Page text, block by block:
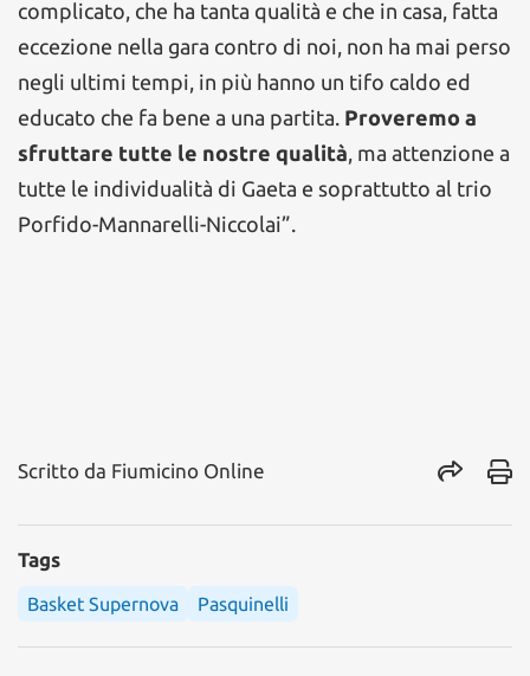
complicato, che ha tanta qualità e che in casa, fatta
eccezione nella gara contro di noi, non ha mai perso
negli ultimi tempi, in più hanno un tifo caldo ed
educato che fa bene a una partita. Proveremo a
sfruttare tutte le nostre qualità, ma attenzione a
tutte le individualità di Gaeta e soprattutto al trio
Porfido-Mannarelli-Niccolai”.
Scritto da Fiumicino Online
Tags
Basket Supernova Pasquinelli